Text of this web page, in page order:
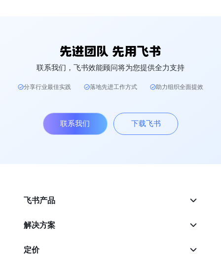
联系我们，飞书效能顾问将为您提供全力支持
分享行业最佳实践 落地先进工作方式 助力组织全面提效
联系我们 下载飞书
飞书产品
解决方案
定价